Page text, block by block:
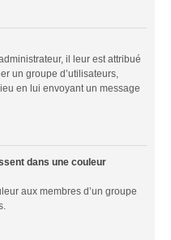
il leur est attribué
un groupe d’utilisateurs,
en lui envoyant un message
dans une couleur
aux membres d’un groupe